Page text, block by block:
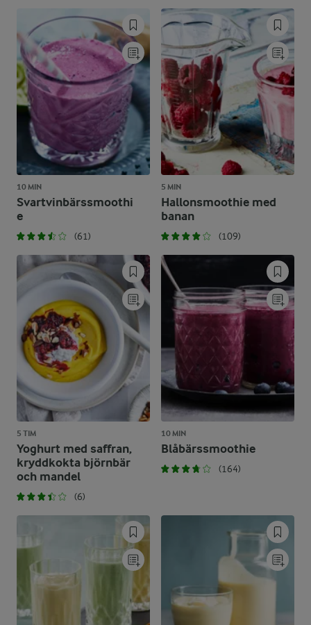
10 MIN
Svartvinbärssmoothi
e
(61)
5 MIN
Hallonsmoothie med
banan
(109)
5 TIM
Yoghurt med saffran,
kryddkokta björnbär
och mandel
(6)
10 MIN
Blåbärssmoothie
(164)